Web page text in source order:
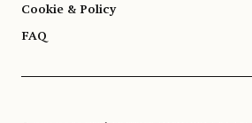
Cookie & Policy
FAQ